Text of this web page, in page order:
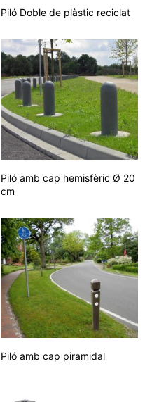
Piló Doble de plàstic reciclat
Piló amb cap hemisfèric Ø 20
cm
Piló amb cap piramidal